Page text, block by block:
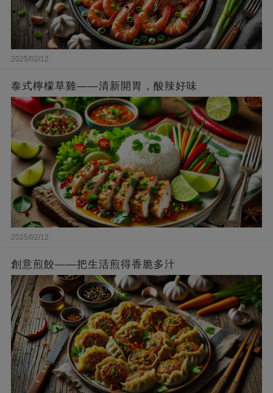
2025/02/12
泰式檸檬草雞——清新開胃，酸辣好味
2025/02/12
創意煎餃——把生活煎得香脆多汁